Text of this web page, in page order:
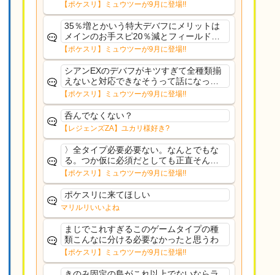
さえあんまり行ってないや
【ポケスリ】ミュウツーが9月に登場!!
35％増とかいう特大デバフにメリットは
メインのお手スピ20％減とフィールド効
果のみフェアリーノーマルとか引いたら
まともに料理も作れないし終わり控えめ
に言ってカス
【ポケスリ】ミュウツーが9月に登場!!
シアンEXのデバフがキツすぎて全種類揃
えないと対応できなそうって話になって
るわ
【ポケスリ】ミュウツーが9月に登場!!
呑んでなくない？
【レジェンズZA】ユカリ様好き?
〉全タイプ必要必要ない。なんとでもな
る。つか仮に必須だとしても正直そんな
もんに付き合う気は無い。運営は時間の
リソースを甘く見すぎなのよ。ポケスリ
やったことないやろうなと思ってる。〉
ラピスEX最短二年後...
【ポケスリ】ミュウツーが9月に登場!!
ポケスリに来てほしい
マリルリいいよね
まじでこれすぎるこのゲームタイプの種
類こんなに分ける必要なかったと思うわ
【ポケスリ】ミュウツーが9月に登場!!